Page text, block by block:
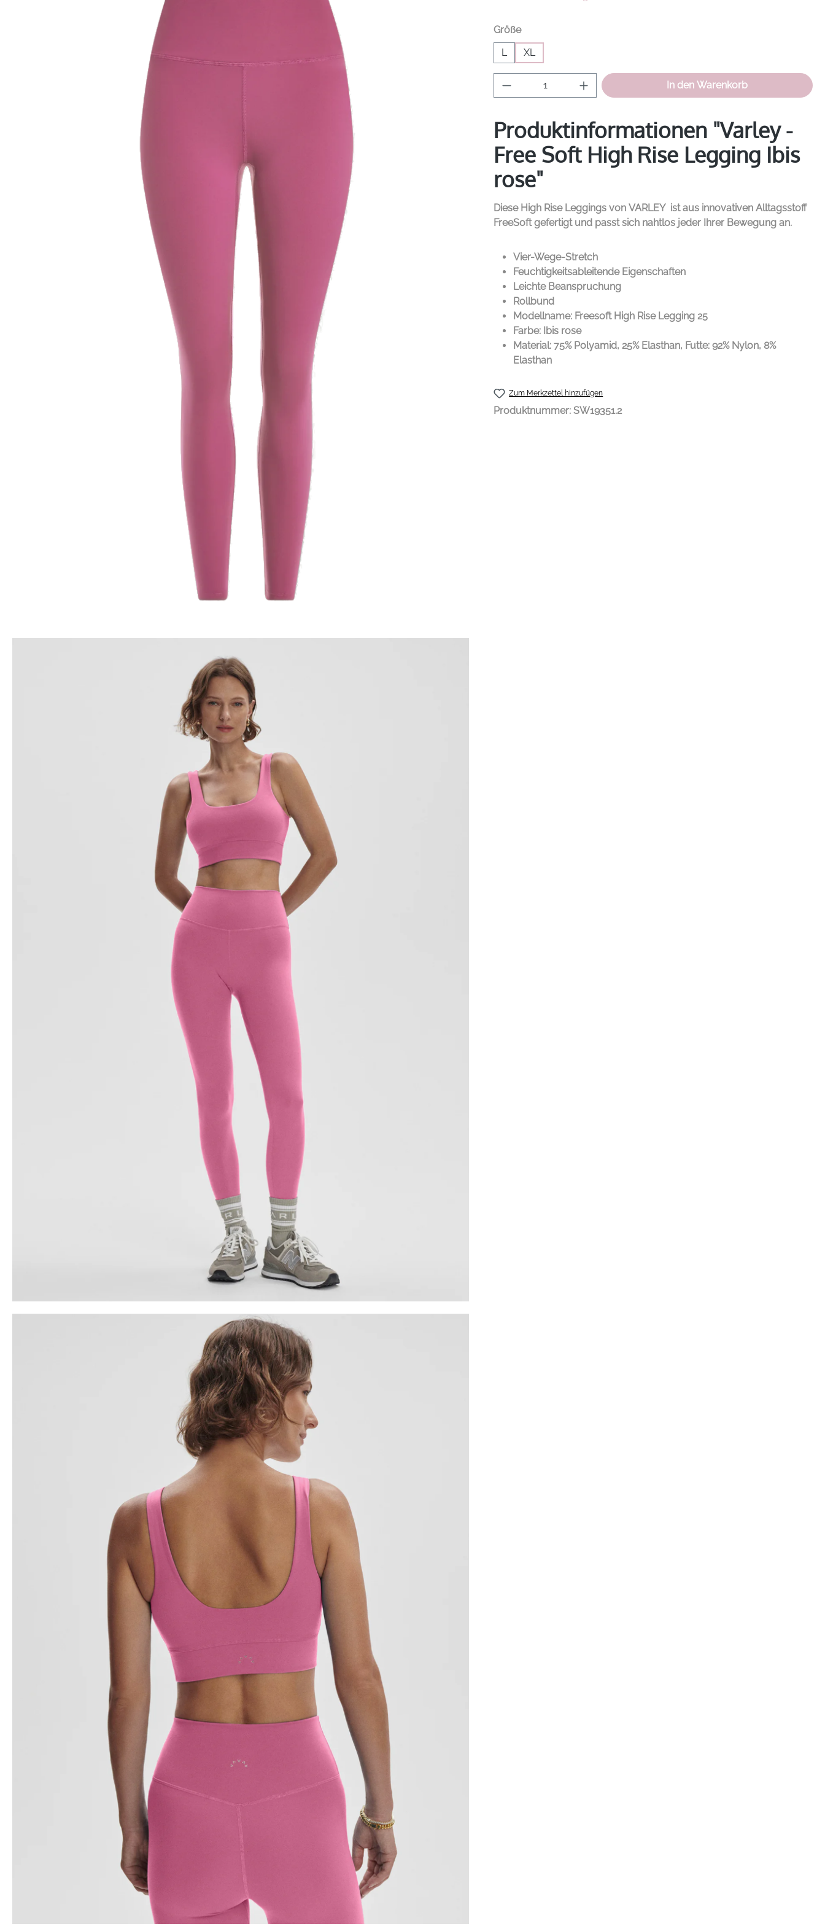
Größeauswählen
L
XL
Produkt Anzahl: Gib den gewünschten Wert
In den Warenkorb
Produktinformationen "Varley -
Free Soft High Rise Legging Ibis
rose"
Diese High Rise Leggings von VARLEYist aus innovativen Alltagsstoff
FreeSoft gefertigt und passt sich nahtlos jeder Ihrer Bewegung an.
Vier-Wege-Stretch
Feuchtigkeitsableitende Eigenschaften
Leichte Beanspruchung
Rollbund
Modellname: Freesoft High Rise Legging 25
Farbe: Ibis rose
Material: 75% Polyamid, 25% Elasthan, Futte: 92% Nylon, 8%
Elasthan
Zum Merkzettel hinzufügen
Produktnummer: SW19351.2